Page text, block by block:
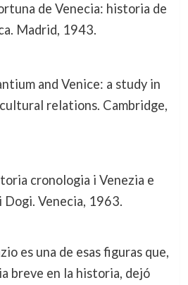
de Venecia: historia de
Madrid, 1943.
and Venice: a study in
relations. Cambridge,
cronologia i Venezia e
Dogi. Venecia, 1963.
es una de esas figuras que,
breve en la historia, dejó